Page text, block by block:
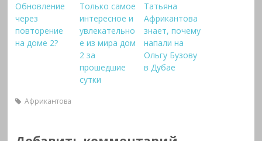
Обновление
через
повторение
на доме 2?
Только самое
интересное и
увлекательно
е из мира дом
2 за
прошедшие
сутки
Татьяна
Африкантова
знает, почему
напали на
Ольгу Бузову
в Дубае
Африкантова